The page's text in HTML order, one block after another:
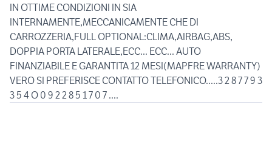
IN OTTIME CONDIZIONI IN SIA
INTERNAMENTE,MECCANICAMENTE CHE DI
CARROZZERIA,FULL OPTIONAL:CLIMA,AIRBAG,ABS,
DOPPIA PORTA LATERALE,ECC... ECC... AUTO
FINANZIABILE E GARANTITA 12 MESI(MAPFRE WARRANTY)
VERO SI PREFERISCE CONTATTO TELEFONICO.....3 2 8 7 7 9 3
3 5 4 O 0 9 2 2 8 5 1 7 0 7 ....